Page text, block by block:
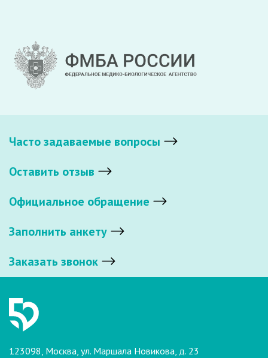
Часто задаваемые вопросы
Оставить отзыв
Официальное обращение
Заполнить анкету
Заказать звонок
123098, Москва, ул. Маршала Новикова, д. 23